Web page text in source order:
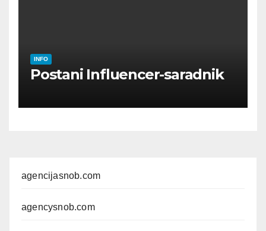
INFO
Postani Influencer-saradnik
agencijasnob.com
agencysnob.com